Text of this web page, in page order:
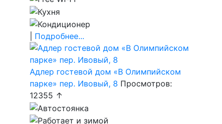
Подробнее...
Адлер гостевой дом «В Олимпийском
парке» пер. Ивовый, 8 Просмотров:
12355 ↑